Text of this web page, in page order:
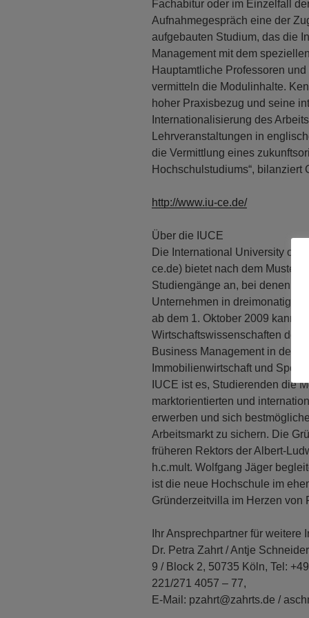
Fachabitur oder im Einzelfall
Aufnahmegespräch eine der
aufgebauten Studium, das die
Management mit dem
Hauptamtliche Professoren
vermitteln die Modulinhalte.
hoher Praxisbezug und seine
Internationalisierung des
Lehrveranstaltungen in
die Vermittlung eines
Hochschulstudiums“, bilanziert
http://www.iu-ce.de/
Über die IUCE
Die International University of
ce.de) bietet nach dem Muster
Studiengänge an, bei denen
Unternehmen in dreimonatigem
ab dem 1. Oktober 2009 kann
Wirtschaftswissenschaften den
Business Management in den
Immobilienwirtschaft und
IUCE ist es, Studierenden die
marktorientierten und
erwerben und sich
Arbeitsmarkt zu sichern. Die
früheren Rektors der Albert-
h.c.mult. Wolfgang Jäger
ist die neue Hochschule im
Gründerzeitvilla im Herzen von
Ihr Ansprechpartner für weitere
Dr. Petra Zahrt / Antje
9 / Block 2, 50735 Köln, Tel:
221/271 4057 – 77,
E-Mail: pzahrt@zahrts.de /